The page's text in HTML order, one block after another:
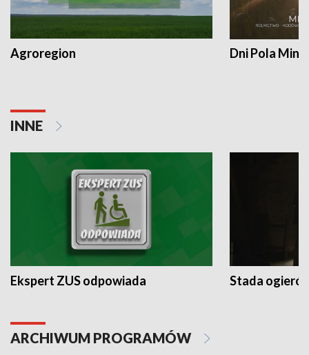
Agroregion Dni Pola
INNE
Ekspert ZUS odpowiada Stada
ARCHIWUM PROGRAMÓW